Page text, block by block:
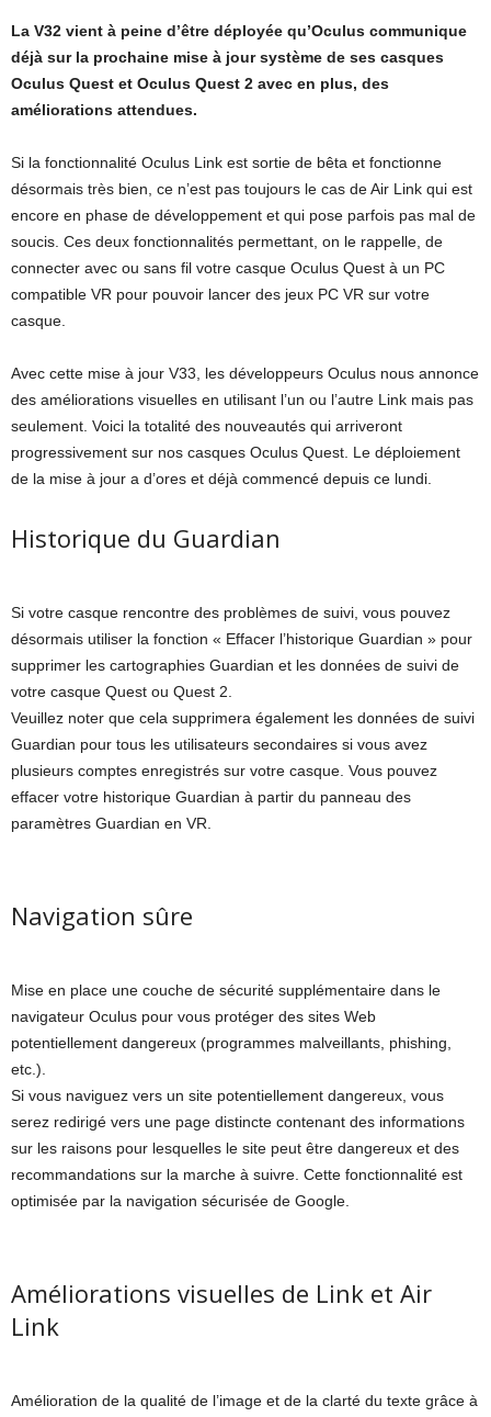
La V32 vient à peine d’être déployée qu’Oculus communique
déjà sur la prochaine mise à jour système de ses casques
Oculus Quest et Oculus Quest 2 avec en plus, des
améliorations attendues.
Si la fonctionnalité Oculus Link est sortie de bêta et fonctionne
désormais très bien, ce n’est pas toujours le cas de Air Link qui est
encore en phase de développement et qui pose parfois pas mal de
soucis. Ces deux fonctionnalités permettant, on le rappelle, de
connecter avec ou sans fil votre casque Oculus Quest à un PC
compatible VR pour pouvoir lancer des jeux PC VR sur votre
casque.
Avec cette mise à jour V33, les développeurs Oculus nous annonce
des améliorations visuelles en utilisant l’un ou l’autre Link mais pas
seulement. Voici la totalité des nouveautés qui arriveront
progressivement sur nos casques Oculus Quest. Le déploiement
de la mise à jour a d’ores et déjà commencé depuis ce lundi.
Historique du Guardian
Si votre casque rencontre des problèmes de suivi, vous pouvez
désormais utiliser la fonction « Effacer l’historique Guardian » pour
supprimer les cartographies Guardian et les données de suivi de
votre casque Quest ou Quest 2.
Veuillez noter que cela supprimera également les données de suivi
Guardian pour tous les utilisateurs secondaires si vous avez
plusieurs comptes enregistrés sur votre casque. Vous pouvez
effacer votre historique Guardian à partir du panneau des
paramètres Guardian en VR.
Navigation sûre
Mise en place une couche de sécurité supplémentaire dans le
navigateur Oculus pour vous protéger des sites Web
potentiellement dangereux (programmes malveillants, phishing,
etc.).
Si vous naviguez vers un site potentiellement dangereux, vous
serez redirigé vers une page distincte contenant des informations
sur les raisons pour lesquelles le site peut être dangereux et des
recommandations sur la marche à suivre. Cette fonctionnalité est
optimisée par la navigation sécurisée de Google.
Améliorations visuelles de Link et Air
Link
Amélioration de la qualité de l’image et de la clarté du texte grâce à